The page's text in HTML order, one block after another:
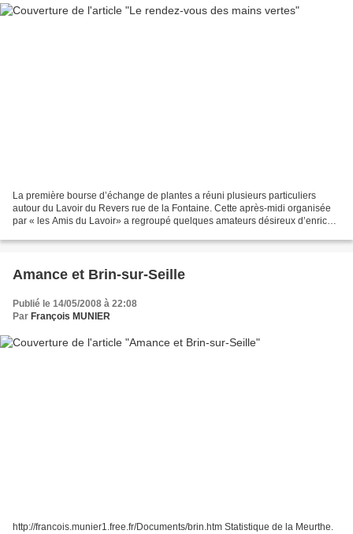
La première bourse d’échange de plantes a réuni plusieurs particuliers
autour du Lavoir du Revers rue de la Fontaine. Cette après-midi organisée
par « les Amis du Lavoir» a regroupé quelques amateurs désireux d’enrichir
Amance et Brin-sur-Seille
Publié le 14/05/2008 à 22:08
Par François MUNIER
http://francois.munier1.free.fr/Documents/brin.htm Statistique de la Meurthe.